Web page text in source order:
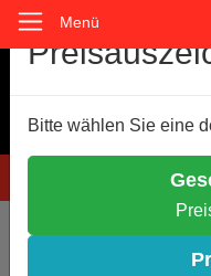
Menü
Sie sind hier:
Cookie-
Wir verwenden Cookies,
Einige Cookies sind
anonymen
Entscheiden Sie bitte
Notwendige
Bitte wählen Sie eine